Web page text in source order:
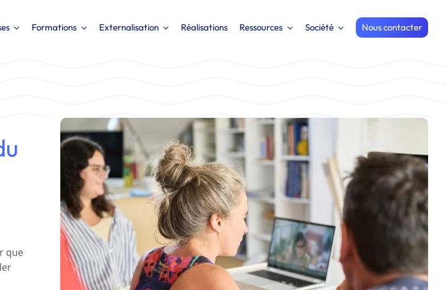
Formations Externalisation Réalisations Ressources Société Nous contacter
que